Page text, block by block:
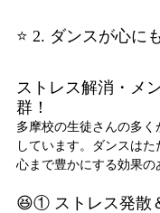
⭐ 2. ダンスが心に
ストレス解消・メ
群！
多摩校の生徒さんの多く
しています。ダンスはた
心まで豊かにする効果の
😆① ストレス発散